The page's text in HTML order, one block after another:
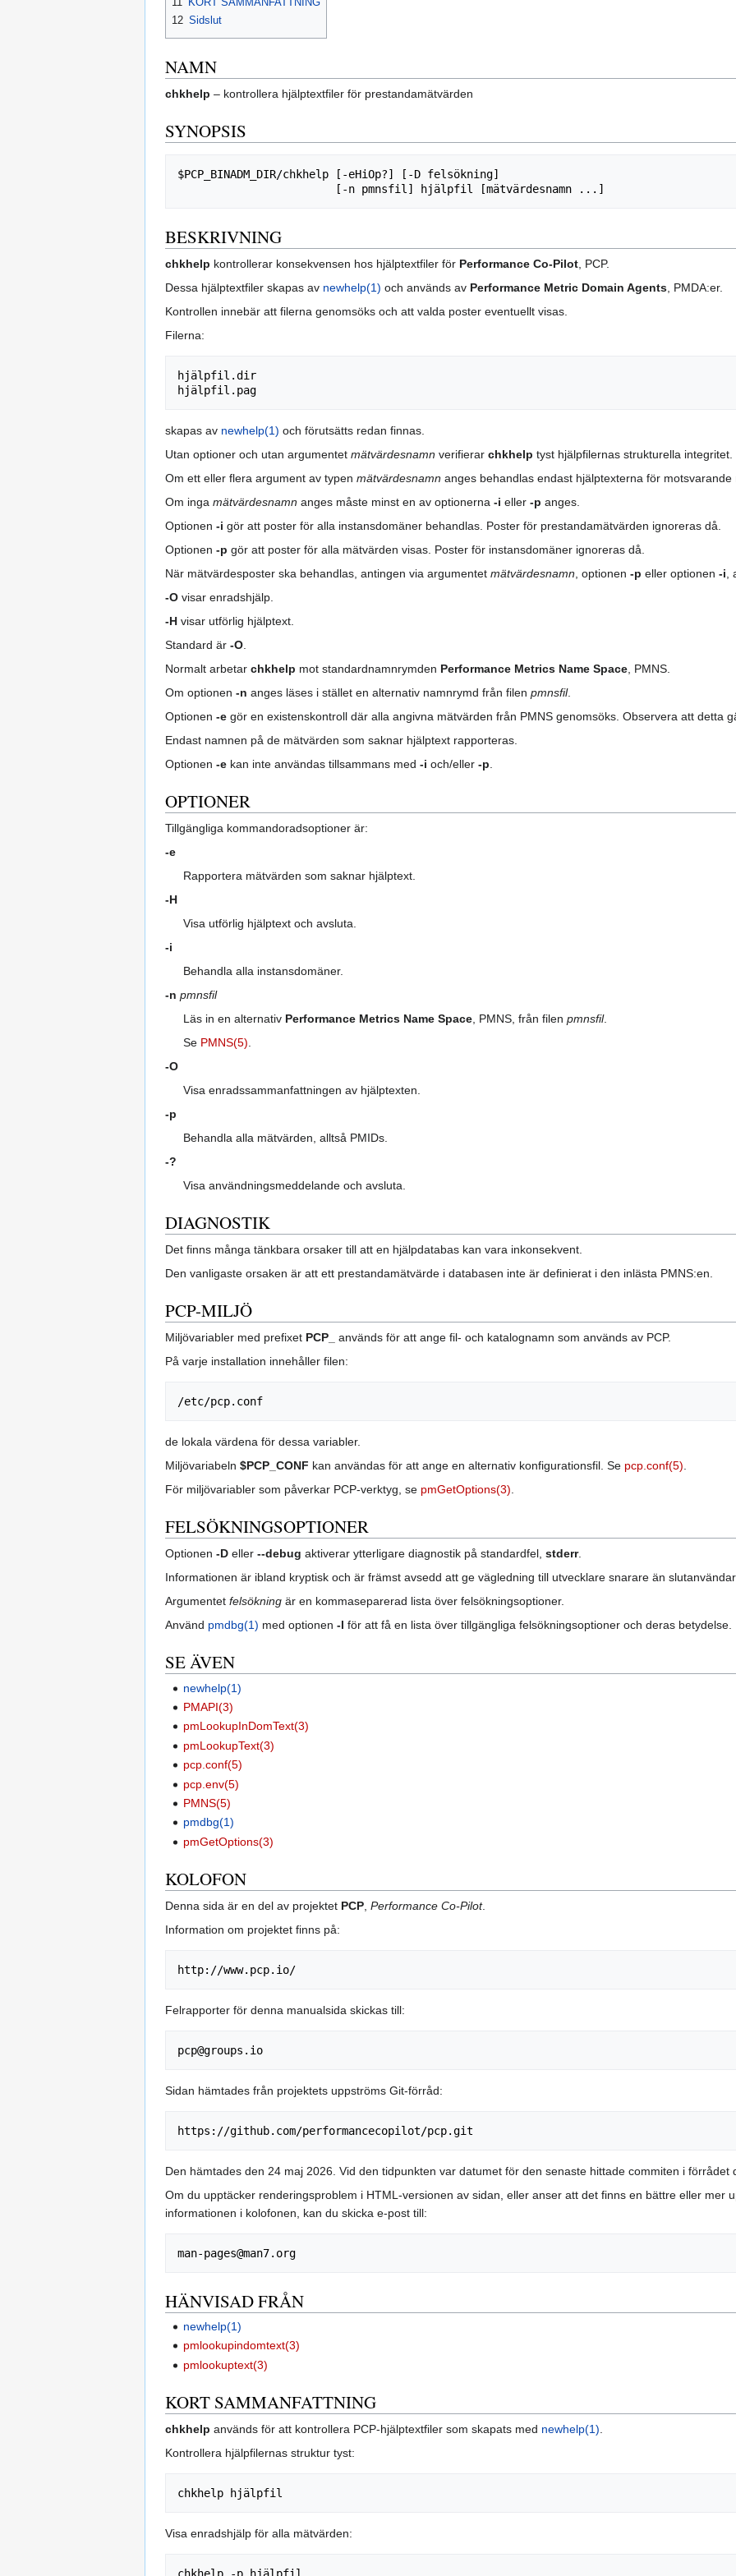
12 Sidslut
NAMN
chkhelp – kontrollera hjälptextfiler för prestandamätvärden
SYNOPSIS
$PCP_BINADM_DIR/chkhelp [-eHiOp?] [-D felsökning]
BESKRIVNING
chkhelp kontrollerar konsekvensen hos hjälptextfiler för Performance Co-Pilot, PCP.
Dessa hjälptextfiler skapas av newhelp(1) och används av Performance Metric Domain Agents, PMDA:er.
Kontrollen innebär att filerna genomsöks och att valda poster eventuellt visas.
Filerna:
hjälpfil.dir
skapas av newhelp(1) och förutsätts redan finnas.
Utan optioner och utan argumentet mätvärdesnamn verifierar chkhelp tyst hjälpfilernas strukturella integritet.
Om ett eller flera argument av typen mätvärdesnamn anges behandlas endast hjälptexterna för motsvarande
Om inga mätvärdesnamn anges måste minst en av optionerna -i eller -p anges.
Optionen -i gör att poster för alla instansdomäner behandlas. Poster för prestandamätvärden ignoreras då.
Optionen -p gör att poster för alla mätvärden visas. Poster för instansdomäner ignoreras då.
När mätvärdesposter ska behandlas, antingen via argumentet mätvärdesnamn, optionen -p eller optionen -i,
-O visar enradshjälp.
-H visar utförlig hjälptext.
Standard är -O.
Normalt arbetar chkhelp mot standardnamnrymden Performance Metrics Name Space, PMNS.
Om optionen -n anges läses i stället en alternativ namnrymd från filen pmnsfil.
Optionen -e gör en existenskontroll där alla angivna mätvärden från PMNS genomsöks. Observera att detta
Endast namnen på de mätvärden som saknar hjälptext rapporteras.
Optionen -e kan inte användas tillsammans med -i och/eller -p.
OPTIONER
Tillgängliga kommandoradsoptioner är:
-e
Rapportera mätvärden som saknar hjälptext.
-H
Visa utförlig hjälptext och avsluta.
-i
Behandla alla instansdomäner.
-n pmnsfil
Läs in en alternativ Performance Metrics Name Space, PMNS, från filenpmnsfil.
Se PMNS(5).
-O
Visa enradssammanfattningen av hjälptexten.
-p
Behandla alla mätvärden, alltså PMIDs.
-?
Visa användningsmeddelande och avsluta.
DIAGNOSTIK
Det finns många tänkbara orsaker till att en hjälpdatabas kan vara inkonsekvent.
Den vanligaste orsaken är att ett prestandamätvärde i databasen inte är definierat i den inlästa PMNS:en.
PCP-MILJÖ
Miljövariabler med prefixet PCP_
används för att ange fil- och katalognamn som används av PCP.
På varje installation innehåller filen:
de lokala värdena för dessa variabler.
Miljövariabeln $PCP_CONF kan användas för att ange en alternativ konfigurationsfil. Se pcp.conf(5).
För miljövariabler som påverkar PCP-verktyg, se pmGetOptions(3).
FELSÖKNINGSOPTIONER
Optionen -D eller --debug aktiverar ytterligare diagnostik på standardfel, stderr.
Informationen är ibland kryptisk och är främst avsedd att ge vägledning till utvecklare snarare än
Argumentet felsökning är en kommaseparerad lista över felsökningsoptioner.
Använd pmdbg(1) med optionen -l för att få en lista över tillgängliga felsökningsoptioner och deras betydelse.
SE ÄVEN
newhelp(1)
PMAPI(3)
pmLookupInDomText(3)
pmLookupText(3)
pcp.conf(5)
pcp.env(5)
PMNS(5)
pmdbg(1)
pmGetOptions(3)
KOLOFON
Denna sida är en del av projektet PCP Performance Co-Pilot.
Information om projektet finns på:
Felrapporter för denna manualsida skickas till:
Sidan hämtades från projektets uppströms Git-förråd:
Den hämtades den 24 maj 2026. Vid den tidpunkten var datumet för den senaste hittade commiten i förrådet
Om du upptäcker renderingsproblem i HTML-versionen av sidan, eller anser att det finns en bättre eller mer
informationen i kolofonen, kan du skicka e-post till:
HÄNVISAD FRÅN
newhelp(1)
pmlookupindomtext(3)
pmlookuptext(3)
KORT SAMMANFATTNING
chkhelp används för att kontrollera PCP-hjälptextfiler som skapats med newhelp(1)
Kontrollera hjälpfilernas struktur tyst:
Visa enradshjälp för alla mätvärden: